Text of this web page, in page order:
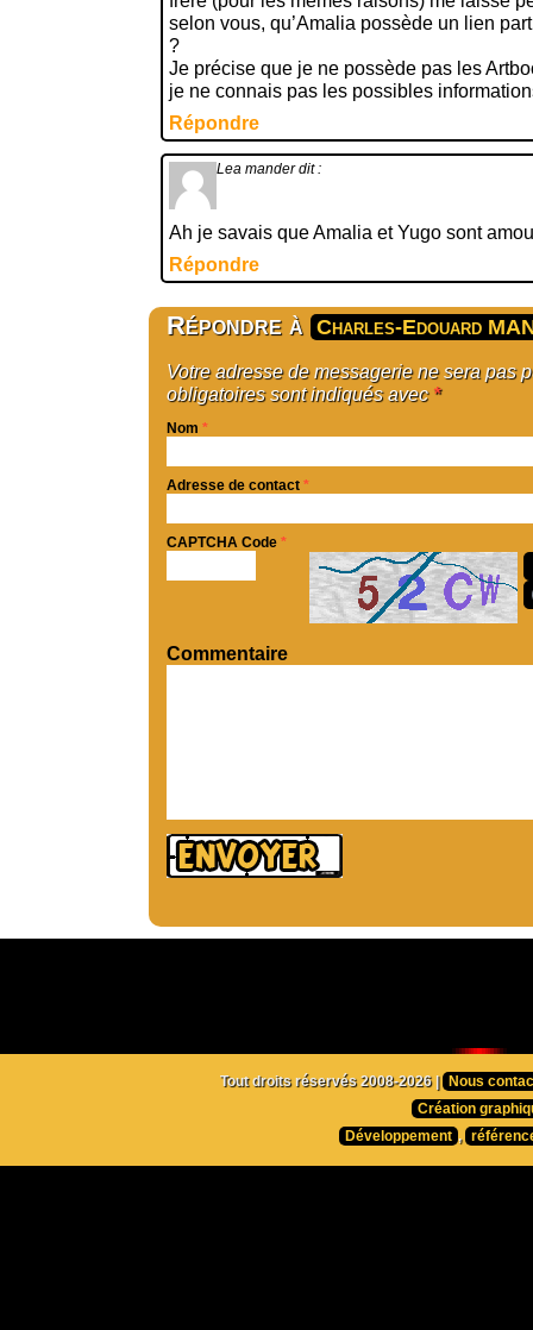
selon vous, qu’Amalia possède un lien
?
Je précise que je ne possède pas les
je ne connais pas les possibles
Répondre
Lea mander dit :
Ah je savais que Amalia et Yugo sont
Répondre
Répondre à Charles-Edouard
Votre adresse de messagerie ne sera pas
obligatoires sont indiqués avec *
Nom *
Adresse de contact *
CAPTCHA Code *
Commentaire
Tout droits réservés 2008-2026 | Nous
Création
Développement ,